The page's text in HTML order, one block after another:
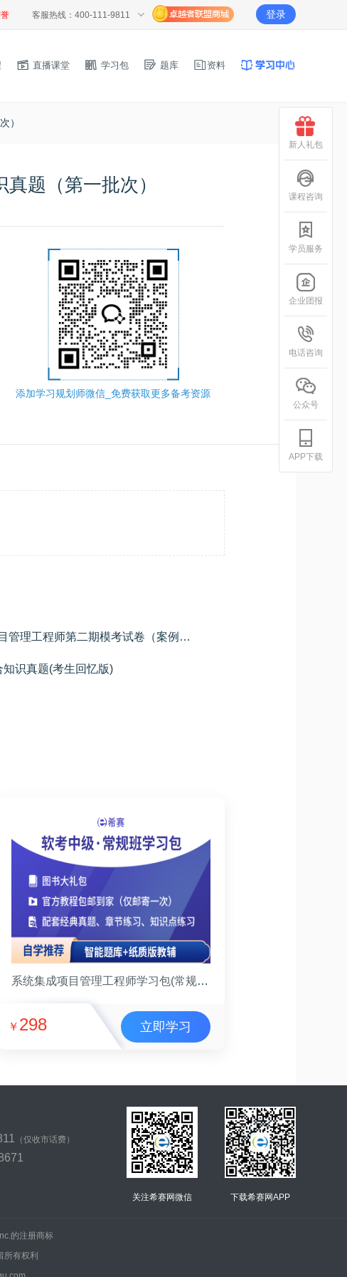
客服热线：400-111-9811 登录
直播课堂 学习包 题库 资料
）
题（第一批次）
添加学习规划师微信_免费获取更多备考资源
2026年上半年系统集成项目管理工程师第二期模考试卷（案例分析）
识真题(考生回忆版)
系统集成项目管理工程师学习包(常规班)
￥ 298 立即学习
（仅收市话费）
关注希赛网微信 下载希赛网APP
的注册商标
所有权利
新人礼包
课程咨询
学员服务
企业团报
电话咨询
公众号
APP下载